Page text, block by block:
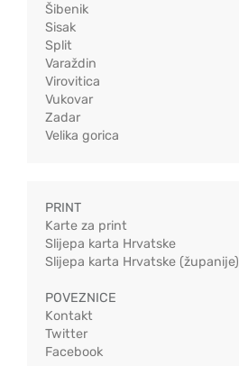
Šibenik
Sisak
Split
Varaždin
Virovitica
Vukovar
Zadar
Velika gorica
PRINT
Karte za print
Slijepa karta Hrvatske
Slijepa karta Hrvatske (županije)
POVEZNICE
Kontakt
Twitter
Facebook